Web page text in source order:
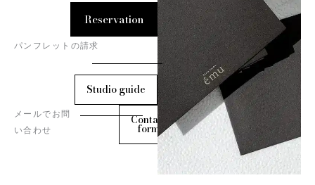
Reservation
パンフレットの請求
Studio guide
メールでお問
い合わせ
Contact
form